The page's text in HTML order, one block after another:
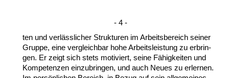
- 4 -
ten und verläss­li­cher Struk­tu­ren im Ar­beits­be­reich sei­ner
Grup­pe, ei­ne ver­gleich­bar ho­he Ar­beits­leis­tung zu er­brin­
gen. Er zeigt sich stets mo­ti­viert, sei­ne Fähig­kei­ten und
Kom­pe­ten­zen ein­zu­brin­gen, und auch Neu­es zu er­ler­nen.